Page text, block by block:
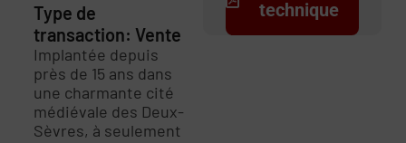
Type de
transaction: Vente
Implantée depuis
près de 15 ans dans
une charmante cité
médiévale des Deux-
Sèvres, à seulement
technique